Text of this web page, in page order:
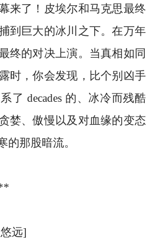
来了！皮埃尔和马克思最终
到巨大的冰川之下。在万年
终的对决上演。当真相如同
时，你会发现，比个别凶手
了 decades 的、冰冷而残酷
婪、傲慢以及对血缘的变态
的那股暗流。
远]